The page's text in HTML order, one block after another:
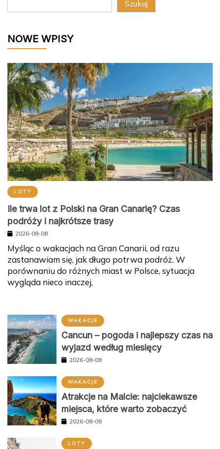
Szukaj
NOWE WPISY
LOTY
Ile trwa lot z Polski na Gran Canarię? Czas
podróży i najkrótsze trasy
2026-08-08
Myśląc o wakacjach na Gran Canarii, od razu
zastanawiam się, jak długo potrwa podróż. W
porównaniu do różnych miast w Polsce, sytuacja
wygląda nieco inaczej,
WAKACJE
Cancun – pogoda i najlepszy czas na
wyjazd według miesięcy
2026-08-08
WAKACJE
Atrakcje na Malcie: najciekawsze
miejsca, które warto zobaczyć
2026-08-08
LOTY